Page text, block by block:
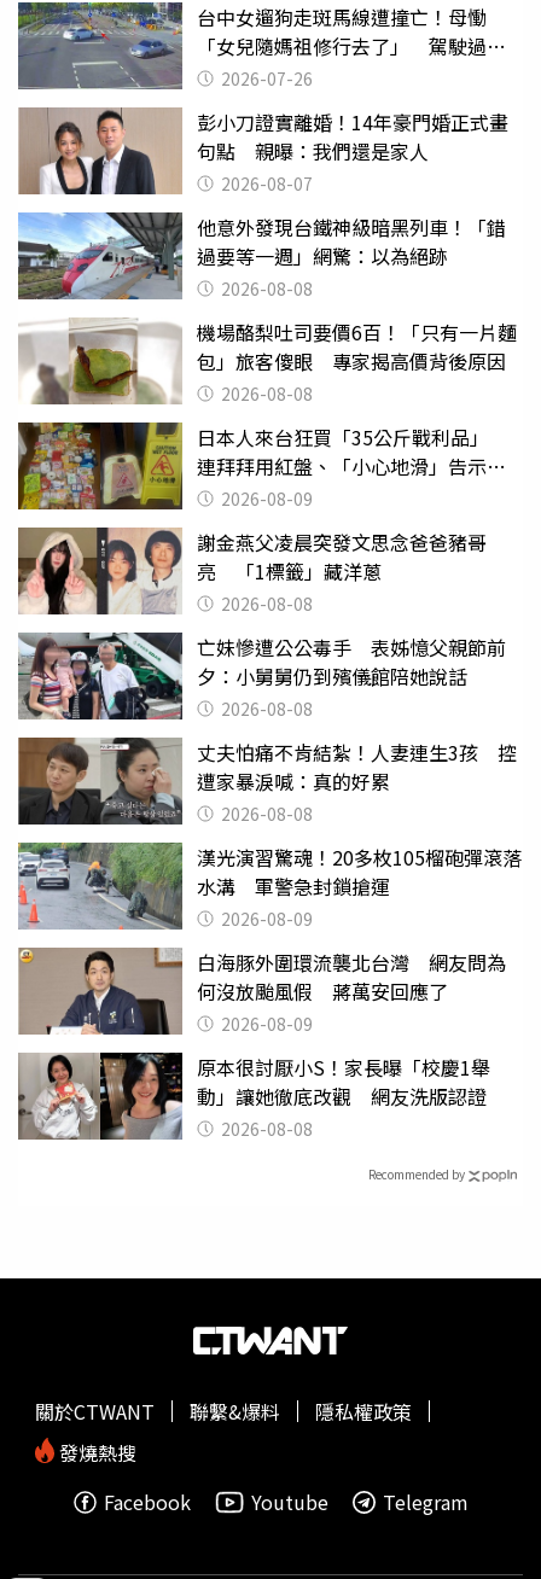
台中女遛狗走斑馬線遭撞亡！母慟
「女兒隨媽祖修行去了」 駕駛過失
致死判9月
2026-07-26
彭小刀證實離婚！14年豪門婚正式畫
句點 親曝：我們還是家人
2026-08-07
他意外發現台鐵神級暗黑列車！「錯
過要等一週」網驚：以為絕跡
2026-08-08
機場酪梨吐司要價6百！「只有一片麵
包」旅客傻眼 專家揭高價背後原因
2026-08-08
日本人來台狂買「35公斤戰利品」
連拜拜用紅盤、「小心地滑」告示牌
也帶回家
2026-08-09
謝金燕父凌晨突發文思念爸爸豬哥
亮 「1標籤」藏洋蔥
2026-08-08
亡妹慘遭公公毒手 表姊憶父親節前
夕：小舅舅仍到殯儀館陪她說話
2026-08-08
丈夫怕痛不肯結紮！人妻連生3孩 控
遭家暴淚喊：真的好累
2026-08-08
漢光演習驚魂！20多枚105榴砲彈滾落
水溝 軍警急封鎖搶運
2026-08-09
白海豚外圍環流襲北台灣 網友問為
何沒放颱風假 蔣萬安回應了
2026-08-09
原本很討厭小S！家長曝「校慶1舉
動」讓她徹底改觀 網友洗版認證
2026-08-08
Recommended by
關於CTWANT 聯繫&爆料
隱私權政策
發燒熱搜
Facebook
Youtube Telegram